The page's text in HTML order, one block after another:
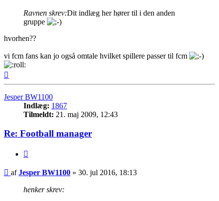
Ravnen skrev:Dit indlæg her hører til i den anden
gruppe
hvorhen??
vi fcm fans kan jo også omtale hvilket spillere passer til fcm
Jesper BW1100
Indlæg: 1867
Tilmeldt: 21. maj 2009, 12:43
Re: Football manager
Indlæg
afJesper BW1100 » 30. jul 2016, 18:13
henker skrev: